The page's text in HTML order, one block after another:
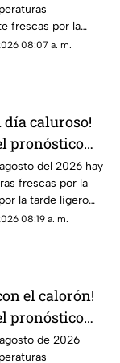
hoy 6
frescas por la
en el día; el
08:07 a. m.
día caluroso!
pronóstico
en Zacatecas
5 de
del 2026 hay
frescas por la
la tarde ligero
de hoy en
08:19 a. m.
el calorón!
pronóstico
en
de 2026